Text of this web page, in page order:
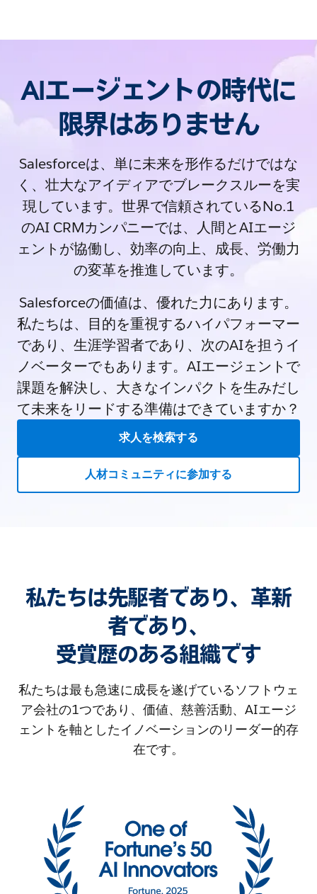
AIエージェントの時代に
限界はありません
Salesforceは、単に未来を形作るだけではな
く、壮大なアイディアでブレークスルーを実
現しています。世界で信頼されているNo.1
のAI CRMカンパニーでは、人間とAIエージ
ェントが協働し、効率の向上、成長、労働力
の変革を推進しています。
Salesforceの価値は、優れた力にあります。
私たちは、目的を重視するハイパフォーマー
であり、生涯学習者であり、次のAIを担うイ
ノベーターでもあります。AIエージェントで
課題を解決し、大きなインパクトを生みだし
て未来をリードする準備はできていますか？
求人を検索する
人材コミュニティに参加する
私たちは先駆者であり、革新
者であり、
受賞歴のある組織です
私たちは最も急速に成長を遂げているソフトウェ
ア会社の1つであり、価値、慈善活動、AIエージ
ェントを軸としたイノベーションのリーダー的存
在です。